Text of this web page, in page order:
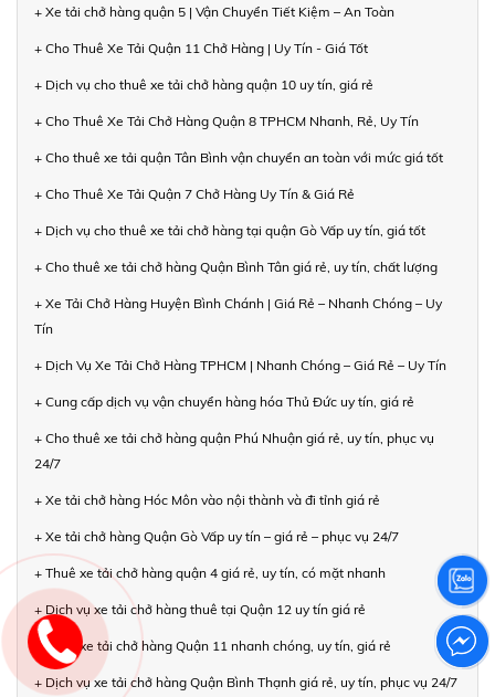
+ Xe tải chở hàng quận 5 | Vận Chuyển Tiết Kiệm – An Toàn
+ Cho Thuê Xe Tải Quận 11 Chở Hàng | Uy Tín - Giá Tốt
+ Dịch vụ cho thuê xe tải chở hàng quận 10 uy tín, giá rẻ
+ Cho Thuê Xe Tải Chở Hàng Quận 8 TPHCM Nhanh, Rẻ, Uy Tín
+ Cho thuê xe tải quận Tân Bình vận chuyển an toàn với mức giá tốt
+ Cho Thuê Xe Tải Quận 7 Chở Hàng Uy Tín & Giá Rẻ
+ Dịch vụ cho thuê xe tải chở hàng tại quận Gò Vấp uy tín, giá tốt
+ Cho thuê xe tải chở hàng Quận Bình Tân giá rẻ, uy tín, chất lượng
+ Xe Tải Chở Hàng Huyện Bình Chánh | Giá Rẻ – Nhanh Chóng – Uy
Tín
+ Dịch Vụ Xe Tải Chở Hàng TPHCM | Nhanh Chóng – Giá Rẻ – Uy Tín
+ Cung cấp dịch vụ vận chuyển hàng hóa Thủ Đức uy tín, giá rẻ
+ Cho thuê xe tải chở hàng quận Phú Nhuận giá rẻ, uy tín, phục vụ
24/7
+ Xe tải chở hàng Hóc Môn vào nội thành và đi tỉnh giá rẻ
+ Xe tải chở hàng Quận Gò Vấp uy tín – giá rẻ – phục vụ 24/7
+ Thuê xe tải chở hàng quận 4 giá rẻ, uy tín, có mặt nhanh
+ Dịch vụ xe tải chở hàng thuê tại Quận 12 uy tín giá rẻ
+ Thuê xe tải chở hàng Quận 11 nhanh chóng, uy tín, giá rẻ
+ Dịch vụ xe tải chở hàng Quận Bình Thạnh giá rẻ, uy tín, phục vụ 24/7